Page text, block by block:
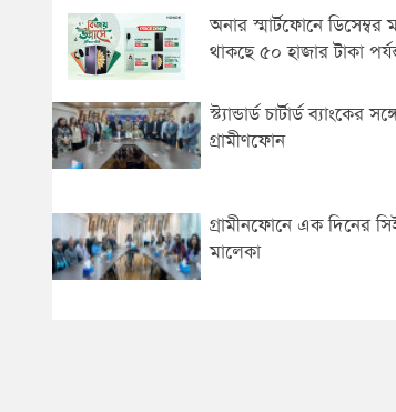
অনার স্মার্টফোনে ডিসেম্বর
থাকছে ৫০ হাজার টাকা
স্ট্যান্ডার্ড চার্টার্ড ব্যাংকের
গ্রামীণফোন
গ্রামীনফোনে এক দিনের
মালেকা